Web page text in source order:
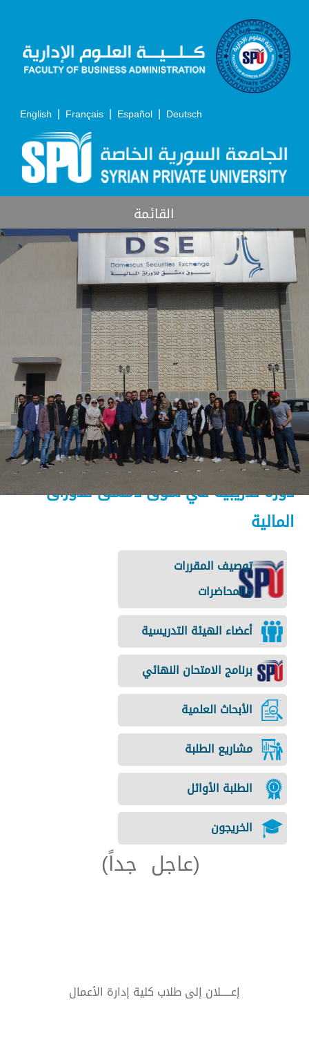
English | Français | Español | Deutsch
القائمة
دورة تدريبية في سوق دمشق للأوراق
المالية
توصيف المقررات
والمحاضرات
أعضاء الهيئة التدريسية
برنامج الامتحان النهائي
الأبحاث العلمية
مشاريع الطلبة
الطلبة الأوائل
الخريجون
(عاجل جداً)
إعـــــلان إلى طلاب كلية إدارة الأعمال